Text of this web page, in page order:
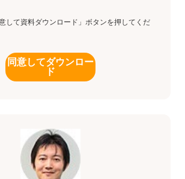
して資料ダウンロード」ボタンを押してくだ
同意してダウンロー
ド